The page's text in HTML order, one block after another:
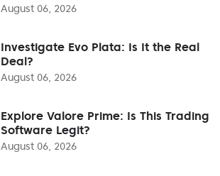
August 06, 2026
Investigate Evo Plata: Is It the Real
Deal?
August 06, 2026
Explore Valore Prime: Is This Trading
Software Legit?
August 06, 2026